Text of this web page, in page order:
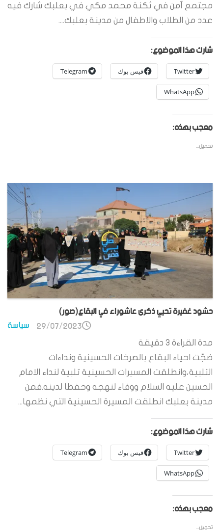
مجتمع آمن في ثكنة محمد مكي في بعلبك شارك فيه
عدد من الطلاب والاطفال من مدينة بعلبك....
شارك هذا الموضوع:
Twitter فيس بوك Telegram
WhatsApp
معجب بهذه:
تحميل...
حشود غفيرة تحيي ذكرى عاشوراء في البقاع(صور)
سياسة 29/07/2023
مدة القراءة 3 دقيقة
ضجّت احياء البقاع بالصرخات الحسينية ونداءات
التلبية،وانطلقت المسيرات الحسينية تلبية لنداء الامام
الحسين عليه السلام ووفاء لنهجه وحفظا لدينه.فمن
مدينة بعلبك انطلقت المسيرة الحسينية التي نظمها...
شارك هذا الموضوع:
Twitter فيس بوك Telegram
WhatsApp
معجب بهذه:
تحميل...